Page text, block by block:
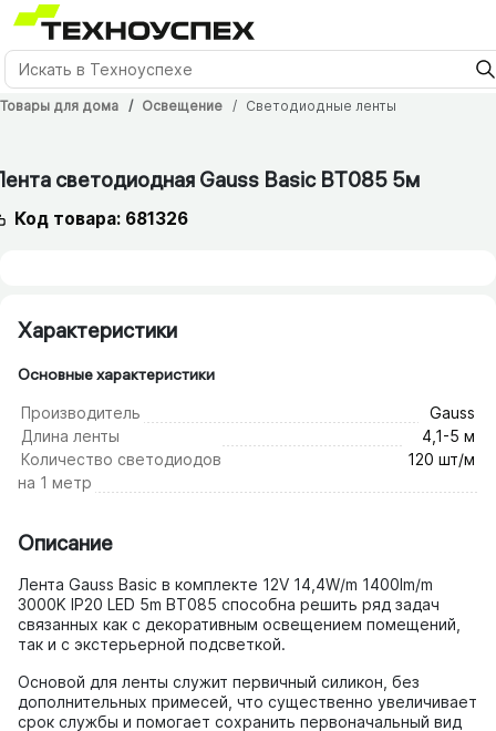
Товары для дома Освещение Светодиодные ленты
светодиодная Gauss Basic BT085 5м
Код товара: 681326
Характеристики
Основные характеристики
Производитель
Gauss
Длина ленты
4,1-5 м
Количество светодиодов
на 1 метр
120 шт/м
Описание
Лента Gauss Basic в комплекте 12V 14,4W/m 1400lm/m
3000K IP20 LED 5m BT085 способна решить ряд задач
связанных как с декоративным освещением помещений,
так и с экстерьерной подсветкой.
Основой для ленты служит первичный силикон, без
дополнительных примесей, что существенно увеличивает
срок службы и помогает сохранить первоначальный вид